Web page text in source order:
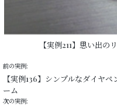
【実例211】思い出の
前の実例:
【実例136】シンプルなダイヤ
ーム
次の実例: